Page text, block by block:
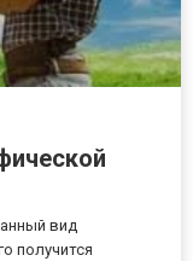
вид
получится